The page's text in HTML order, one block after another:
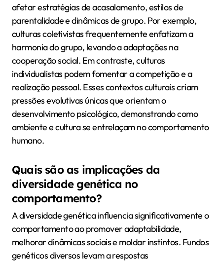
afetar estratégias de acasalamento, estilos de
parentalidade e dinâmicas de grupo. Por exemplo,
culturas coletivistas frequentemente enfatizam a
harmonia do grupo, levando a adaptações na
cooperação social. Em contraste, culturas
individualistas podem fomentar a competição e a
realização pessoal. Esses contextos culturais criam
pressões evolutivas únicas que orientam o
desenvolvimento psicológico, demonstrando como
ambiente e cultura se entrelaçam no comportamento
humano.
Quais são as implicações da
diversidade genética no
comportamento?
A diversidade genética influencia significativamente o
comportamento ao promover adaptabilidade,
melhorar dinâmicas sociais e moldar instintos. Fundos
genéticos diversos levam a respostas